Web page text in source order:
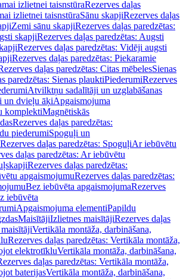
izlietnei taisnstūraRezerves daļas
izlietnei taisnstūraSānu skapjiRezerves daļas
Zemi sānu skapjiRezerves daļas paredzētas:
skapjiRezerves daļas paredzētas: Augsti
Rezerves daļas paredzētas: Vidēji augsti
Rezerves daļas paredzētas: Piekaramie
daļas paredzētas: Citas mēbelesSienas
paredzētas: Sienas plauktiPiederumiRezerves
Atvilktņu sadalītāji un uzglabāšanas
un dvieļu āķiApgaismojuma
komplektiMagnētiskās
Rezerves daļas paredzētas:
piederumiSpoguļi un
Rezerves daļas paredzētas: SpoguļiAr iebūvētu
daļas paredzētas: Ar iebūvētu
Rezerves daļas paredzētas:
apgaismojumuRezerves daļas paredzētas:
Bez iebūvēta apgaismojumaRezerves
iebūvēta
Apgaismojuma elementiPapildu
MaisītājiIzlietnes maisītājiRezerves daļas
Vertikāla montāža, darbināšana,
Rezerves daļas paredzētas: Vertikāla montāža,
elektrotīkluVertikāla montāža, darbināšana,
daļas paredzētas: Vertikāla montāža,
baterijasVertikāla montāža, darbināšana,